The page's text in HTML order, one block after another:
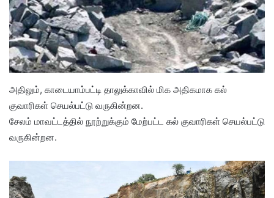
அதிலும், காடையாம்பட்டி தாலுக்காவில் மிக அதிகமாக கல்
குவாரிகள் செயல்பட்டு வருகின்றன.
சேலம் மாவட்டத்தில் நூற்றுக்கும் மேற்பட்ட கல் குவாரிகள் செயல்பட்டு
வருகின்றன.